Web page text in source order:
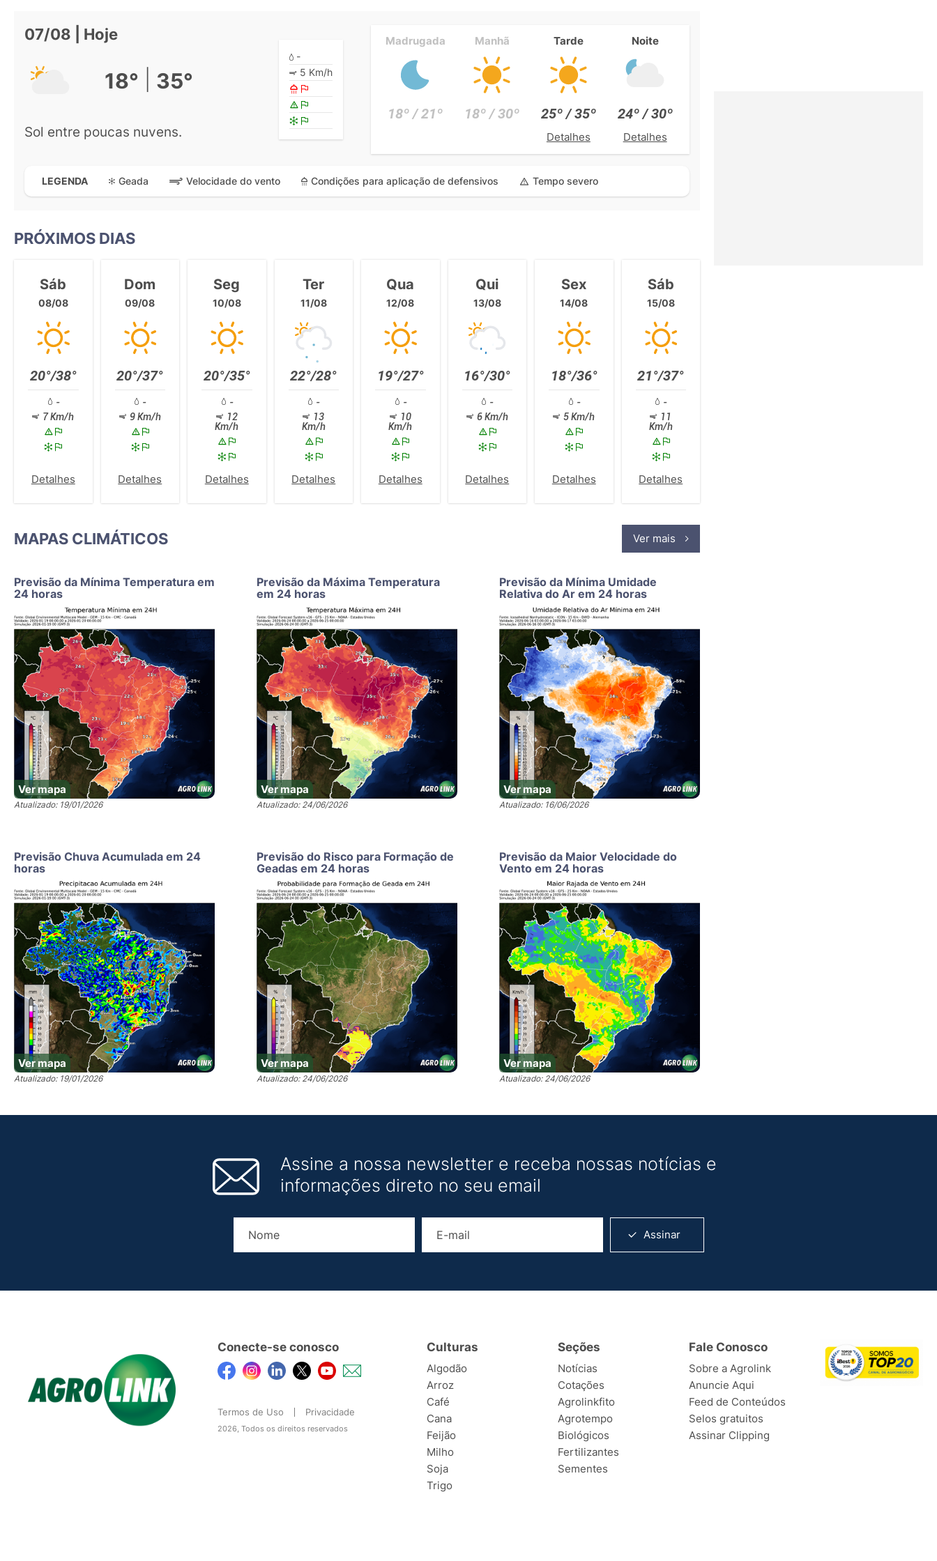
07/08 | Hoje
18° 35°
Sol entre poucas nuvens.
-
5 Km/h
Madrugada
18º / 21º
Manhã
18º / 30º
Tarde
25º / 35º
Detalhes
Noite
24º / 30º
Detalhes
LEGENDA Geada Velocidade do vento Condições para aplicação de defensivos Tempo severo
PRÓXIMOS DIAS
Sáb
08/08
20°/38°
-
7 Km/h
Detalhes
Dom
09/08
20°/37°
-
9 Km/h
Detalhes
Seg
10/08
20°/35°
-
12
Km/h
Detalhes
Ter
11/08
22°/28°
-
13
Km/h
Detalhes
Qua
12/08
19°/27°
-
10
Km/h
Detalhes
Qui
13/08
16°/30°
-
6 Km/h
Detalhes
Sex
14/08
18°/36°
-
5 Km/h
Detalhes
Sáb
15/08
21°/37°
-
11
Km/h
Detalhes
MAPAS CLIMÁTICOS Ver mais
Previsão da Mínima Temperatura em
24 horas
Ver mapa
Atualizado: 19/01/2026
Previsão da Máxima Temperatura
em 24 horas
Ver mapa
Atualizado: 24/06/2026
Previsão da Mínima Umidade
Relativa do Ar em 24 horas
Ver mapa
Atualizado: 16/06/2026
Previsão Chuva Acumulada em 24
horas
Ver mapa
Atualizado: 19/01/2026
Previsão do Risco para Formação de
Geadas em 24 horas
Ver mapa
Atualizado: 24/06/2026
Previsão da Maior Velocidade do
Vento em 24 horas
Ver mapa
Atualizado: 24/06/2026
Assine a nossa newsletter e receba nossas notícias e
informações direto no seu email
Assinar
Conecte-se conosco
Termos de Uso Privacidade
2026, Todos os direitos reservados
Culturas
Algodão
Arroz
Café
Cana
Feijão
Milho
Soja
Trigo
Seções
Notícias
Cotações
Agrolinkfito
Agrotempo
Biológicos
Fertilizantes
Sementes
Fale Conosco
Sobre a Agrolink
Anuncie Aqui
Feed de Conteúdos
Selos gratuitos
Assinar Clipping